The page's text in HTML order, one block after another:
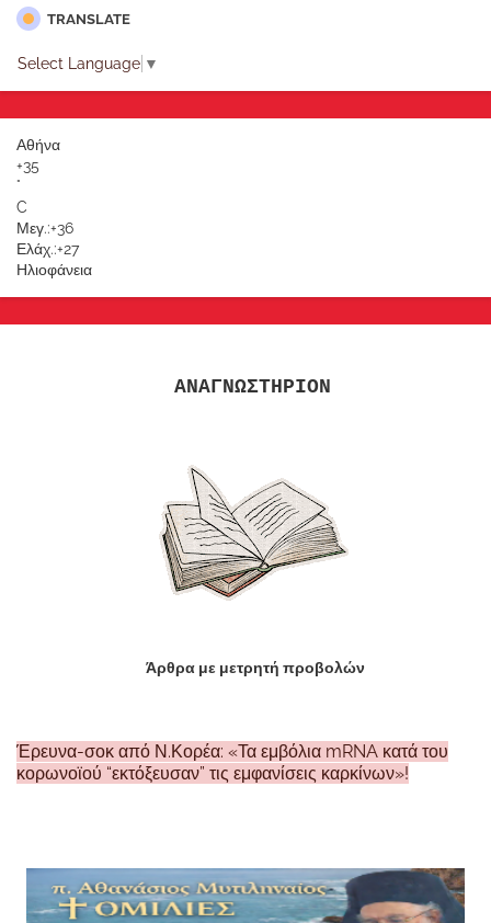
TRANSLATE
Select Language ▼
Αθήνα
+35
°
C
Μεγ.:+36
Ελάχ.:+27
Ηλιοφάνεια
ΑΝΑΓΝΩΣΤΗΡΙΟΝ
Άρθρα με μετρητή προβολών
Έρευνα-σοκ από Ν.Κορέα: «Τα εμβόλια mRNA κατά του
κορωνοϊού “εκτόξευσαν” τις εμφανίσεις καρκίνων»!